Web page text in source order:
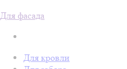
Для фасада
Для кровли